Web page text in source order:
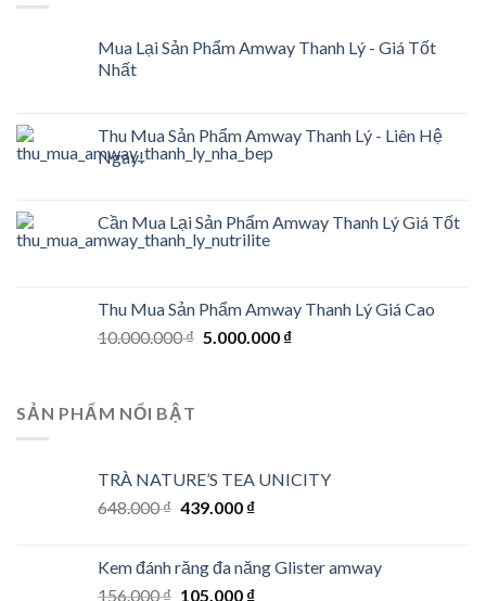
Mua Lại Sản Phẩm Amway Thanh Lý - Giá Tốt
Nhất
Thu Mua Sản Phẩm Amway Thanh Lý - Liên Hệ
Ngay!
Cần Mua Lại Sản Phẩm Amway Thanh Lý Giá Tốt
Thu Mua Sản Phẩm Amway Thanh Lý Giá Cao
10.000.000₫ Original
5.000.000 ₫Current
SẢN PHẨM NỔI BẬT
TRÀ NATURE’S TEA UNICITY
648.000₫ Original
648.000 ₫.
439.000 ₫Current
439.000 ₫.
Kem đánh răng đa năng Glister amway
156.000₫ Original
105.000 ₫Current